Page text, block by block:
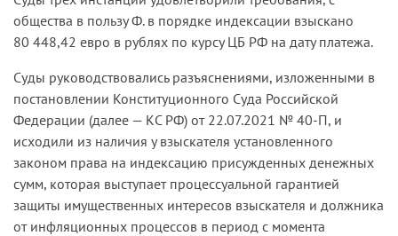
общества в пользу Ф. в порядке индексации взыскано
80 448,42 евро в рублях по курсу ЦБ РФ на дату платежа.
Суды руководствовались разъяснениями, изложенными в
постановлении Конституционного Суда Российской
Федерации (далее — КС РФ) от 22.07.2021 № 40-П, и
исходили из наличия у взыскателя установленного
законом права на индексацию присужденных денежных
сумм, которая выступает процессуальной гарантией
защиты имущественных интересов взыскателя и должника
от инфляционных процессов в период с момента